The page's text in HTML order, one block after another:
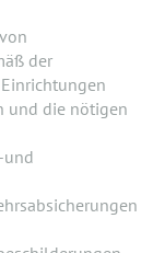
der
und die nötigen
und